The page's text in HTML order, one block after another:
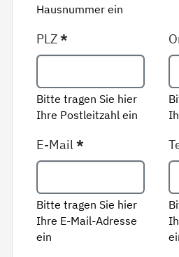
Hausnummer ein
PLZ*
Bitte tragen Sie hier
Ihre Postleitzahl ein
E-Mail*
Bitte tragen Sie hier
Ihre E-Mail-Adresse
ein